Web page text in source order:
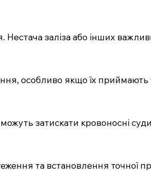
Нестача заліза або інших
особливо якщо їх приймають
затискати кровоносні
та встановлення точної